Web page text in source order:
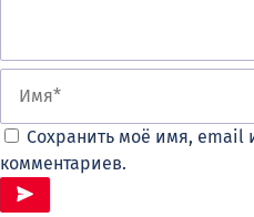
Сохранить моё имя, email
комментариев.